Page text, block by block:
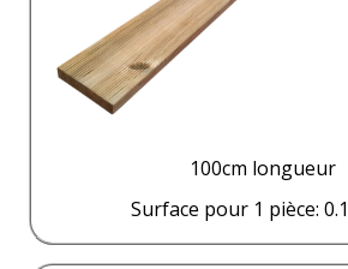
100cm longueur
Surface pour 1 pièce: